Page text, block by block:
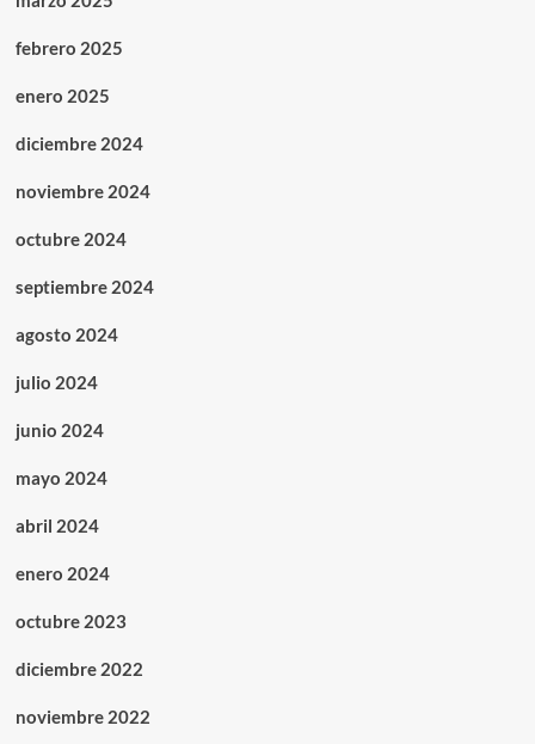
febrero 2025
enero 2025
diciembre 2024
noviembre 2024
octubre 2024
septiembre 2024
agosto 2024
julio 2024
junio 2024
mayo 2024
abril 2024
enero 2024
octubre 2023
diciembre 2022
noviembre 2022